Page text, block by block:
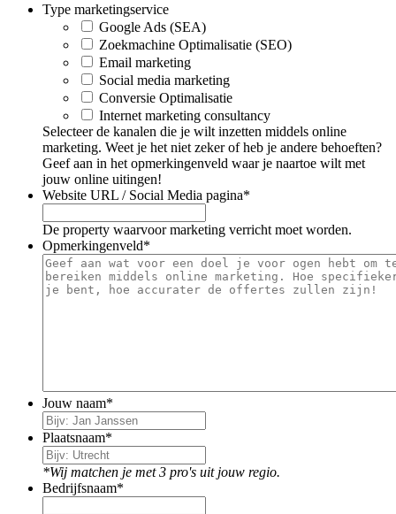
Type marketingservice
Google Ads (SEA)
Zoekmachine Optimalisatie (SEO)
Email marketing
Social media marketing
Conversie Optimalisatie
Internet marketing consultancy
Selecteer de kanalen die je wilt inzetten middels online
marketing. Weet je het niet zeker of heb je andere behoeften?
Geef aan in het opmerkingenveld waar je naartoe wilt met
jouw online uitingen!
Website URL / Social Media pagina*
De property waarvoor marketing verricht moet worden.
Opmerkingenveld*
Jouw naam*
Plaatsnaam*
*Wij matchen je met 3 pro's uit jouw regio.
Bedrijfsnaam*